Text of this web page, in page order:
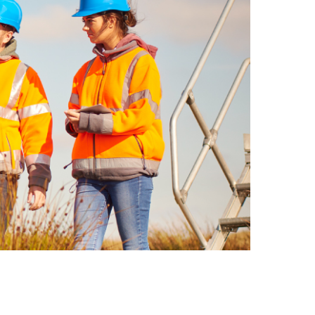
l’inclusion
Sécurité sur les chantiers
C101
Lisez votre contrat de
construction
Services axés sur les
pratiques exemplaires –
webinaires
Outils